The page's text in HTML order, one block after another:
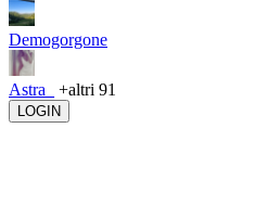
Demogorgone
Astra_ +altri 91
LOGIN